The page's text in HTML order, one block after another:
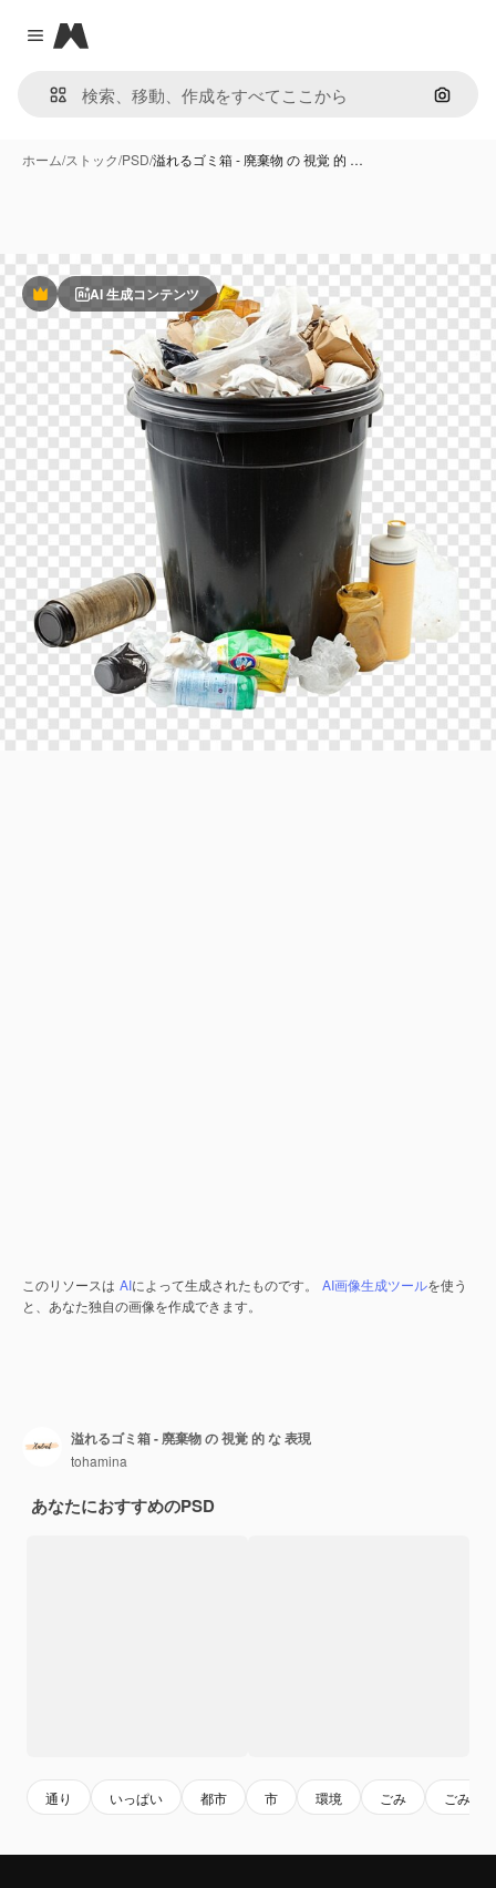
Close menu
Magnific
画像で
ホーム/ストック/PSD/溢れるゴミ箱 - 廃棄物 の 視覚 的 …
PremiumAI 生成コンテンツ
このリソースは AIによって生成されたものです。 AI画像生成ツールを使う
と、あなた独自の画像を作成できます。
溢れるゴミ箱 - 廃棄物 の 視覚 的 な 表現
tohamina
あなたにおすすめのPSD
通り いっぱい 都市 市 環境 ごみ ごみ